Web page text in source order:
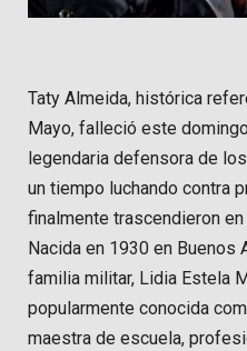
Taty Almeida, histórica
Mayo, falleció este
legendaria defensora de
un tiempo luchando contra
finalmente trascendieron en
Nacida en 1930 en Buenos
familia militar, Lidia Estela
popularmente conocida
maestra de escuela,